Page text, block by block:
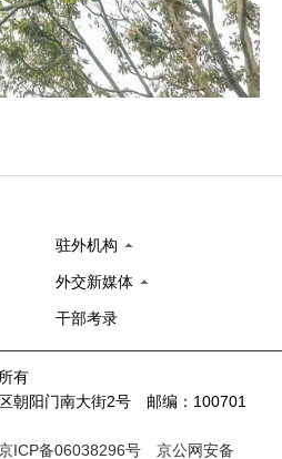
驻外机构
外交新媒体
干部考录
有
朝阳门南大街2号 邮编：100701
ICP备06038296号
京公网安备